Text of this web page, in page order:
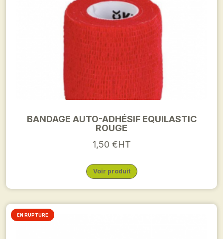
BANDAGE AUTO-ADHÉSIF EQUILASTIC
ROUGE
1,50 €HT
Voir produit
EN RUPTURE